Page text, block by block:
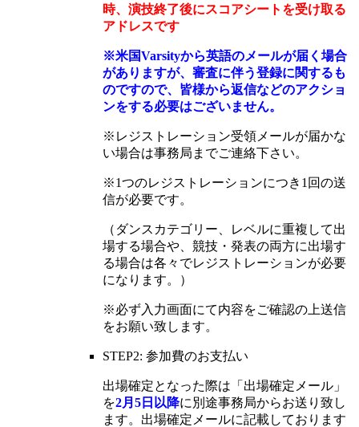
時、演技終了後にスコアシートを受け取る
アドレスです
※米国Varsityから英語のメールが届く場合
がありますが、審査に伴う登録に関するも
のですので、 皆様から返信などのアクショ
ンをする必要はございません。
※レジストレーション受領メールが届かな
い場合は事務局までご連絡下さい。
※1つのレジストレーションにつき1回の送
信が必要です。
（ダンスカテゴリー、レベルに重複して出
場する場合や、競技・発表の両方に出場す
る場合は各々でレジストレーションが必要
になります。）
※必ず入力画面にて内容をご確認の上送信
をお願い致します。
STEP2: 参加費のお支払い
出場確定となった際は「出場確定メール」
を2月5日以降に別途事務局からお送り致し
ます。出場確定メールに記載しております